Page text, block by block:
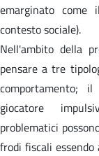
emarginato come
contesto sociale).
Nell'ambito della
pensare a tre
comportamento;
giocatore
problematici
frodi fiscali